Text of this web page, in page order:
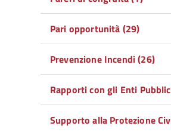
Pari opportunità (29)
Prevenzione Incendi (26)
Rapporti con gli Enti
Supporto alla Protezione